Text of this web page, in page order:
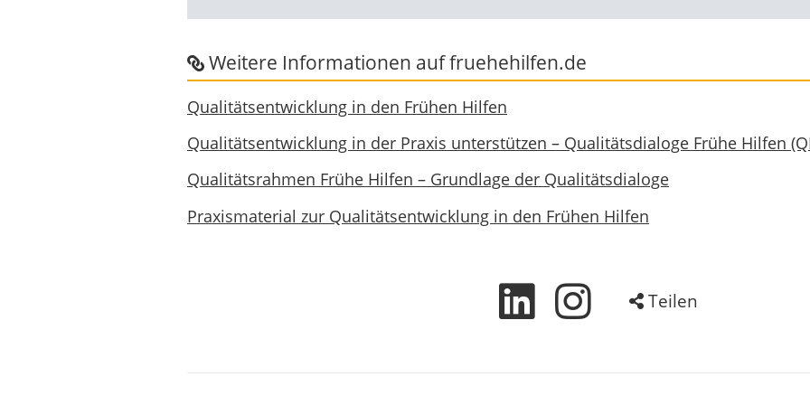
Weitere Informationen auf fruehehilfen.de
Qualitätsentwicklung in den Frühen Hilfen
Qualitätsentwicklung in der Praxis unterstützen – Qualitätsdialoge Frühe Hilfen
Qualitätsrahmen Frühe Hilfen – Grundlage der Qualitätsdialoge
Praxismaterial zur Qualitätsentwicklung in den Frühen Hilfen
Teilen